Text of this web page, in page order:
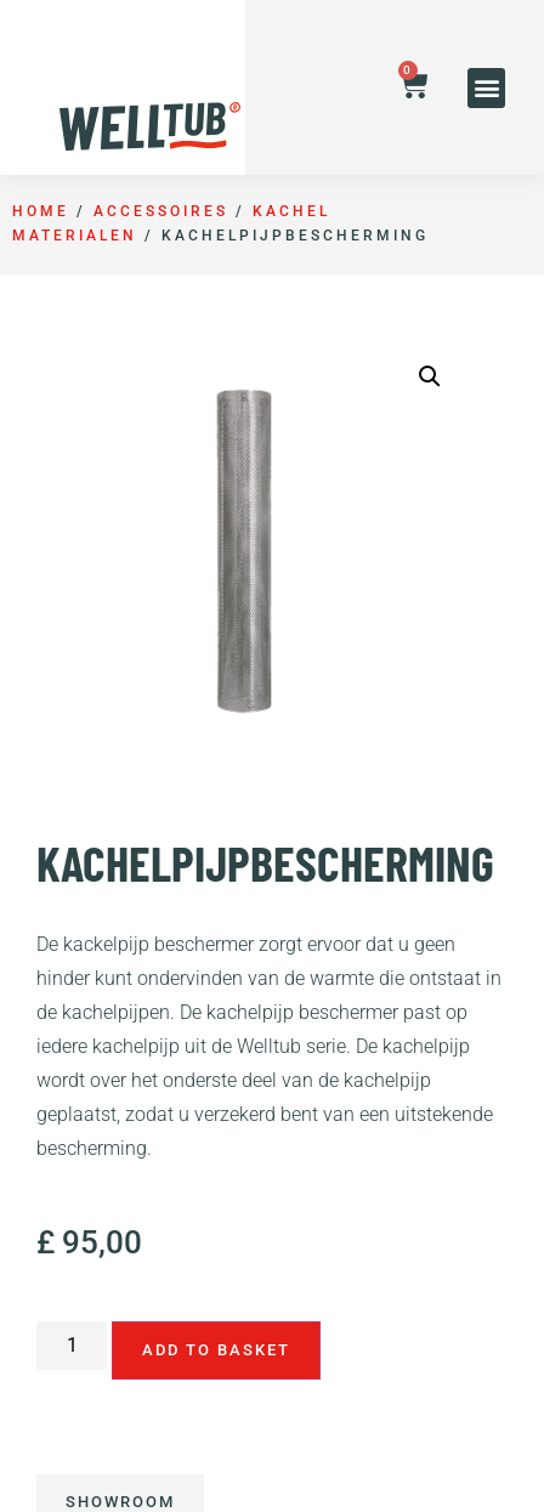
0
HOME / ACCESSOIRES /
KACHEL
MATERIALEN
/ KACHELPIJPBESCHERMING
KACHELPIJPBESCHERMING
De kackelpijp beschermer zorgt ervoor dat u geen
hinder kunt ondervinden van de warmte die ontstaat in
de kachelpijpen. De kachelpijp beschermer past op
iedere kachelpijp uit de Welltub serie. De kachelpijp
wordt over het onderste deel van de kachelpijp
geplaatst, zodat u verzekerd bent van een uitstekende
bescherming.
£ 95,00
ADD TO BASKET
SHOWROOM